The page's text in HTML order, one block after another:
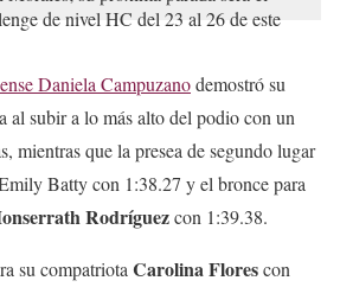
de nivel HC del 23 al 26 de este
pic.twitter.com/wGI7QftbFE
February 20, 2023
Daniela Campuzanodemostró su
al subir a lo más alto del podio con un
mientras que la presea de segundo lugar
Batty con 1:38.27 y el bronce para
Rodríguezcon 1:39.38.
su compatriota Carolina Florescon